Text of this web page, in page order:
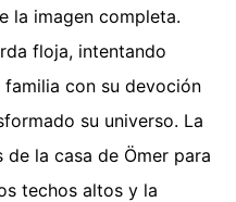
la imagen completa.
floja, intentando
con su devoción
su universo. La
la casa de Ömer para
techos altos y la